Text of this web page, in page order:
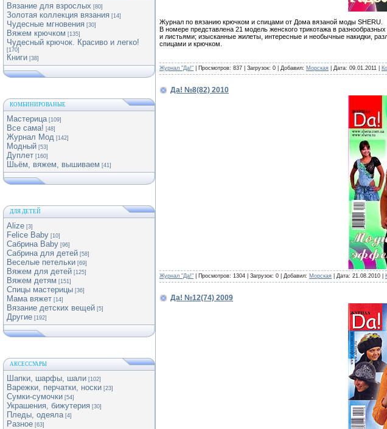
Вязание для взрослых [80]
Золотая коллекция вязания [14]
Чудесные мгновения [30]
Вяжем крючком [135]
Чудесный крючок. Красиво и легко!
[170]
Книги [38]
КОМБИНИРОВАНЫЕ
Мастерица [109]
Все сама! [48]
Журнал Мод [142]
Модный [53]
Дуплет [160]
Шьём, вяжем, вышиваем [41]
ДЛЯ ДЕТЕЙ
Alize [3]
Felice Baby [10]
Сабрина Baby [96]
Сабрина для детей [58]
Веселые петельки [69]
Вяжем для детей [125]
Вяжем детям [151]
Спицы мастерицы [36]
Мама вяжет [14]
Вязание детских вещей [5]
Другие [192]
АКСЕССУАРЫ
Шапки, шарфы, шали [102]
Варежки, перчатки, носки [23]
Сумки-сумочки [54]
Украшения, бижутерия [30]
Пледы, одеяла [4]
Разное [63]
Журнал по вязанию крючком и спицами от Дома вязаной моды SHERU.
В номере представлена 21 модель женского трикотажа в
и листьями; изысканные жилеты, интересные и необычные накидки,
спицами и крючком.
Журнал "Да!" | Просмотров: 837 | Загрузок: 0 | Добавил: Морская | Дата: 09.01.2011
Да! №8(82) 2010
Журнал "Да!" | Просмотров: 1304 | Загрузок: 0 | Добавил: Морская | Дата: 21.08.2010
Да! №12(74) 2009